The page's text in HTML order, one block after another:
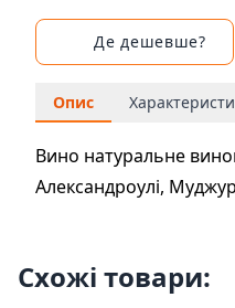
Де дешевше?
Опис
Вино натуральне
Александроулі,
Схожі товари: